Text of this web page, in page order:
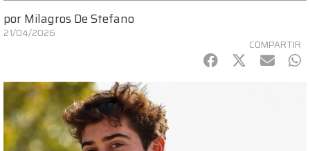
por Milagros De Stefano
21/04/2026
COMPARTIR
Facebook
Twitter
mail